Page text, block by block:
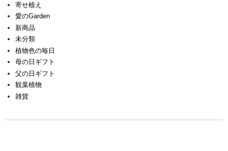
寄せ植え
愛のGarden
新商品
未分類
植物色の毎日
母の日ギフト
父の日ギフト
観葉植物
雑貨